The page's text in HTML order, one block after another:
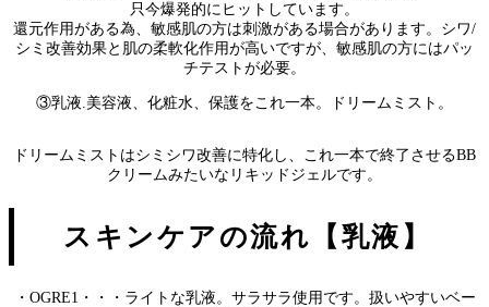
只今爆発的にヒットしています。
還元作用がある為、敏感肌の方は刺激がある場合があります。シワ/
シミ改善効果と肌の柔軟化作用が高いですが、敏感肌の方にはパッ
チテストが必要。
③乳液.美容液、化粧水、保護をこれ一本。ドリームミスト。
ドリームミストはシミシワ改善に特化し、これ一本で終了させるBB
クリームみたいなリキッドジェルです。
スキンケアの流れ【乳液】
・OGRE1・・・ライトな乳液。サラサラ使用です。扱いやすいベー